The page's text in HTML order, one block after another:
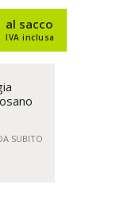
IVA inclusa
al sacco
SUBITO